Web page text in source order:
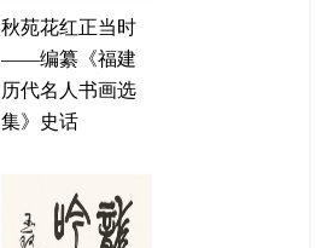
秋苑花红正当时
——编纂《福建
历代名人书画选
集》史话